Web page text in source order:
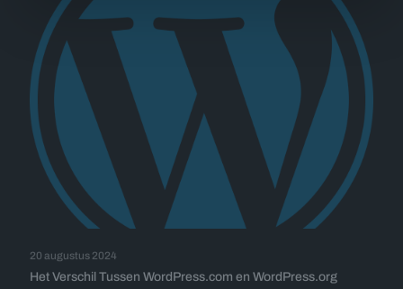
20 augustus 2024
Het Verschil Tussen WordPress.com en WordPress.org